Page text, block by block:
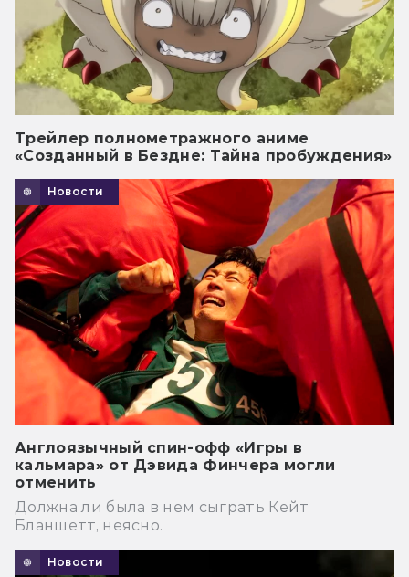
Трейлер полнометражного аниме
«Созданный в Бездне: Тайна пробуждения»
Новости
Англоязычный спин-офф «Игры в
кальмара» от Дэвида Финчера могли
отменить
Должна ли была в нем сыграть Кейт
Бланшетт, неясно.
Новости